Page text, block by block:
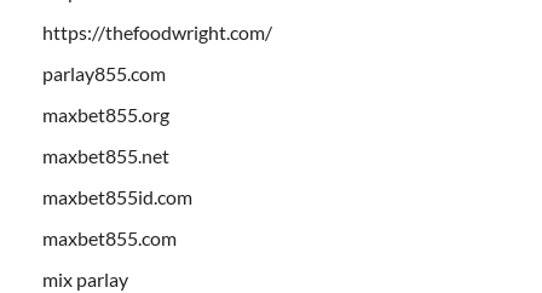
https://thefoodwright.com/
parlay855.com
maxbet855.org
maxbet855.net
maxbet855id.com
maxbet855.com
mix parlay